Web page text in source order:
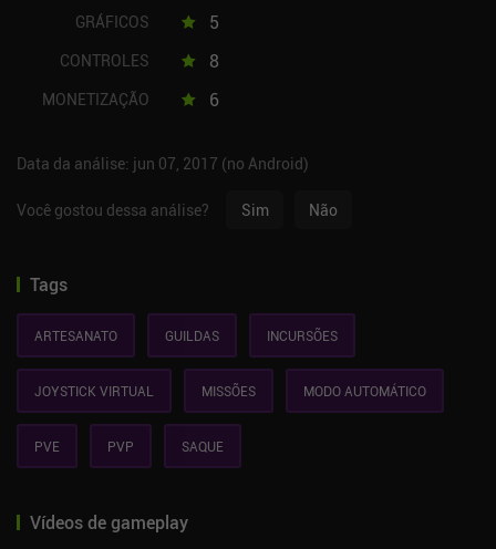
GRÁFICOS 5
CONTROLES 8
MONETIZAÇÃO 6
Data da análise: jun 07, 2017 (no Android)
Você gostou dessa análise? Sim Não
Tags
ARTESANATO GUILDAS INCURSÕES
JOYSTICK VIRTUAL MISSÕES MODO AUTOMÁTICO
PVE PVP SAQUE
Vídeos de gameplay